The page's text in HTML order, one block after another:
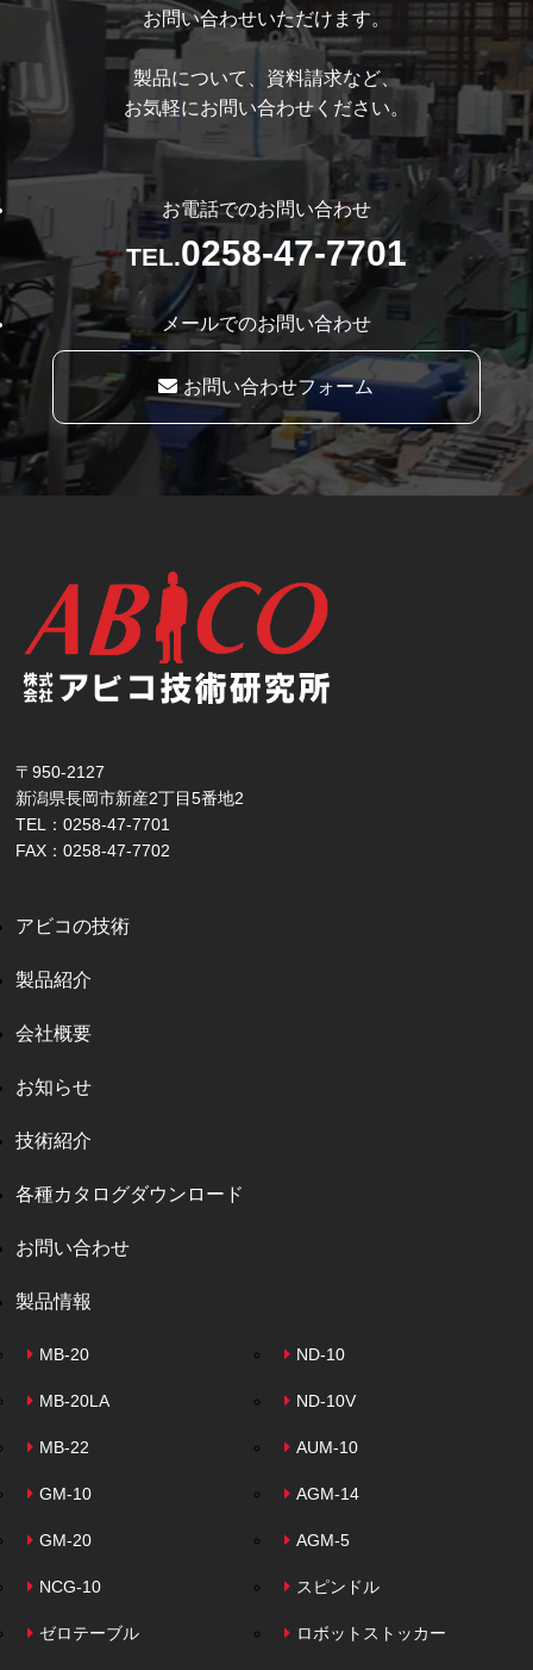
お問い合わせいただけます。
製品について、資料請求など、
お気軽にお問い合わせください。
お電話でのお問い合わせ
TEL.0258-47-7701
メールでのお問い合わせ
お問い合わせフォーム
〒950-2127
新潟県長岡市新産2丁目5番地2
TEL：0258-47-7701
FAX：0258-47-7702
アビコの技術
製品紹介
会社概要
お知らせ
技術紹介
各種カタログダウンロード
お問い合わせ
製品情報
MB-20 ND-10
MB-20LA ND-10V
MB-22 AUM-10
GM-10 AGM-14
GM-20 AGM-5
NCG-10 スピンドル
ゼロテーブル ロボットストッカー